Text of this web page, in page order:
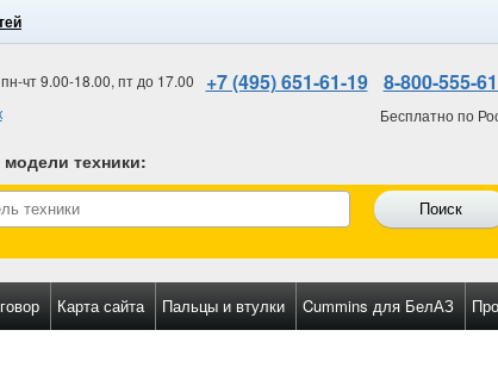
чт 9.00-18.00, пт до 17.00
+7 (495) 651-61-19 8-800-555-
Бесплатно по
техники:
Поиск
Карта сайта Пальцы и втулки Cummins для БелАЗ